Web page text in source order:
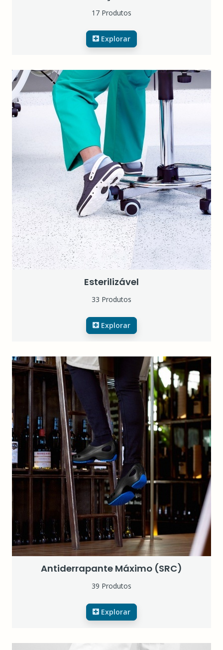
17 Produtos
Explorar
Esterilizável
33 Produtos
Explorar
Antiderrapante Máximo (SRC)
39 Produtos
Explorar